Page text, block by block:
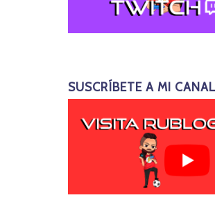
SUSCRÍBETE A MI CANAL